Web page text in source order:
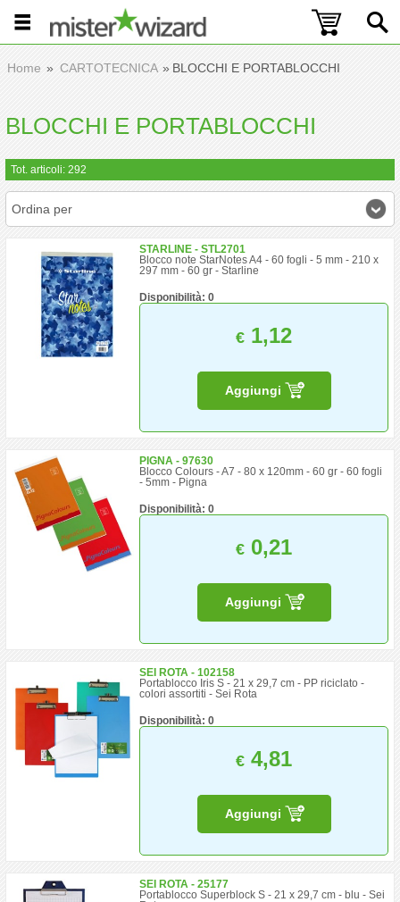
Home CARTOTECNICA BLOCCHI E PORTABLOCCHI
BLOCCHI E PORTABLOCCHI
Tot. articoli: 292
Ordina per
STARLINE - STL2701
Blocco note StarNotes A4 - 60 fogli - 5 mm - 210 x
297 mm - 60 gr - Starline
Disponibilità: 0
€ 1,12
Aggiungi
PIGNA - 97630
Blocco Colours - A7 - 80 x 120mm - 60 gr - 60 fogli
- 5mm - Pigna
Disponibilità: 0
€ 0,21
Aggiungi
SEI ROTA - 102158
Portablocco Iris S - 21 x 29,7 cm - PP riciclato -
colori assortiti - Sei Rota
Disponibilità: 0
€ 4,81
Aggiungi
SEI ROTA - 25177
Portablocco Superblock S - 21 x 29,7 cm - blu - Sei